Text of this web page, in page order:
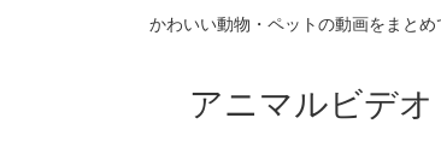
かわいい動物・ペットの動画をまとめ
アニマルビデ